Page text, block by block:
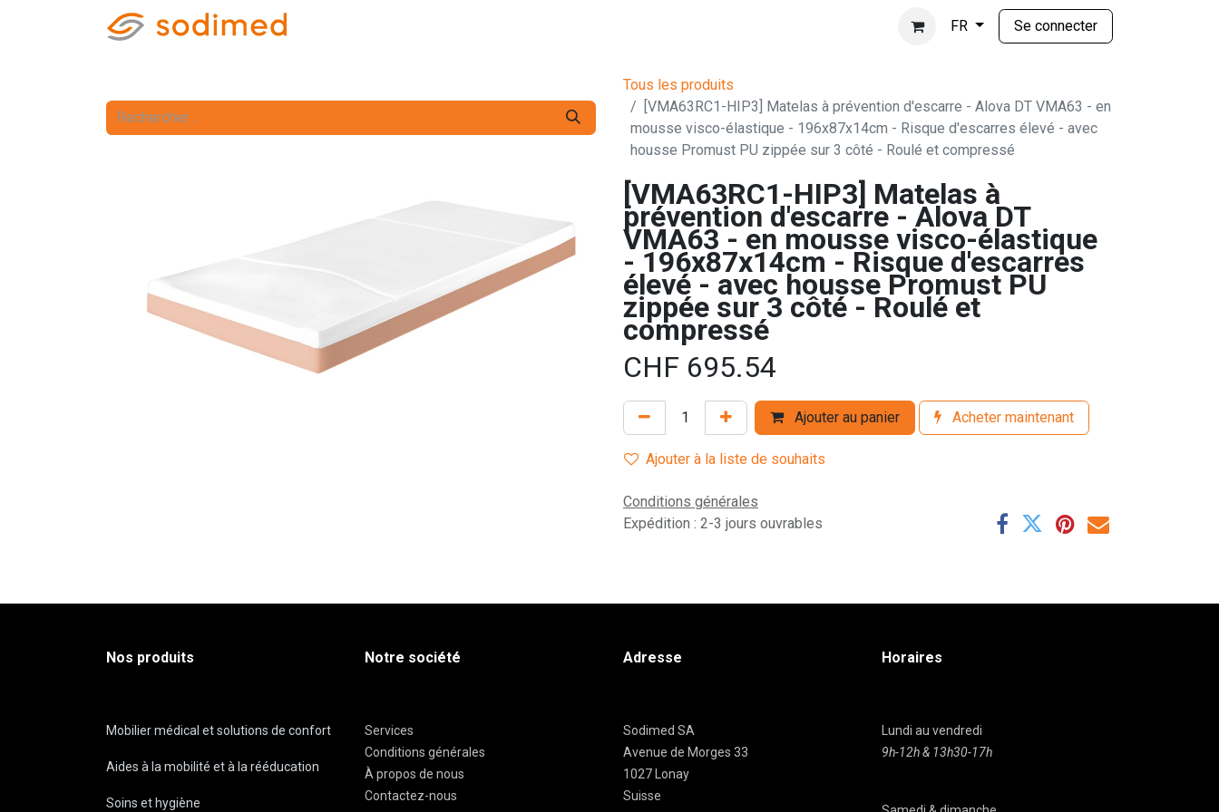
FR Se connecter
Tous les produits
[VMA63RC1-HIP3] Matelas à prévention d'escarre - Alova DT VMA63 - en
mousse visco-élastique - 196x87x14cm - Risque d'escarres élevé - avec
housse Promust PU zippée sur 3 côté - Roulé et compressé
[VMA63RC1-HIP3] Matelas à
prévention d'escarre - Alova DT
VMA63 - en mousse visco-élastique
- 196x87x14cm - Risque d'escarres
élevé - avec housse Promust PU
zippée sur 3 côté - Roulé et
compressé
CHF 695.54
Ajouter au panier Acheter maintenant
Ajouter à la liste de souhaits
Conditions générales
Expédition : 2-3 jours ouvrables
Nos produits
Mobilier médical et solutions de confort
Aides à la mobilité et à la rééducation
Soins et hygiène
Notre société
Services
Conditions générales
À propos de nous
Contactez-nous
Adresse
Sodimed SA
Avenue de Morges 33
1027 Lonay
Suisse
Horaires
Lundi au vendredi
9h-12h & 13h30-17h